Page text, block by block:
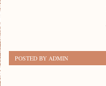
POSTED BY ADMIN